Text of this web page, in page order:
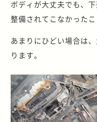
ボディが大丈夫でも、
整備されてこなかったこ
あまりにひどい場合は
ります。